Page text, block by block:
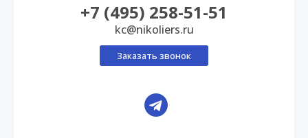
+7 (495) 258-51-51
kc@nikoliers.ru
Заказать звонок